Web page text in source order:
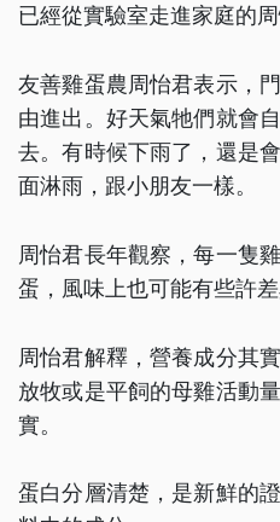
已經從實驗室走進家庭的
友善雞蛋農周怡君表示，
由進出。好天氣牠們就會
去。有時候下雨了，還是
面淋雨，跟小朋友一樣。
周怡君長年觀察，每一隻
蛋，風味上也可能有些許差
周怡君解釋，營養成分其
放牧或是平飼的母雞活動
實。
蛋白分層清楚，是新鮮的